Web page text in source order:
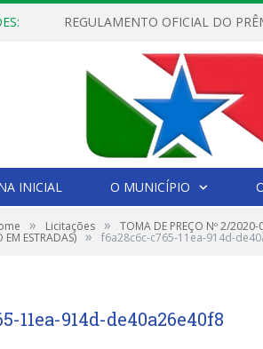
INICIAL O MUNICÍPIO
» Licitações » TOMA DE PREÇO Nº 2/2020-
ESTRADAS) » f6a28c6c-c765-11ea-914d-
11ea-914d-de40a26e40f8